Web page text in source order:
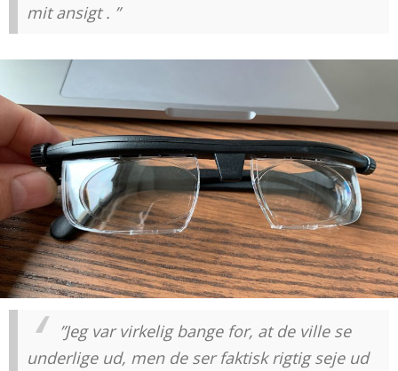
mit ansigt . ”
”Jeg var virkelig bange for, at de ville se
underlige ud, men de ser faktisk rigtig seje ud